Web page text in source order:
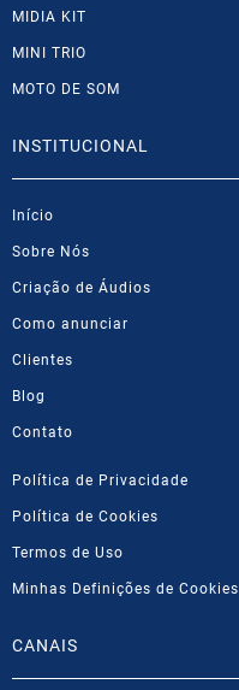
MIDIA KIT
MINI TRIO
MOTO DE SOM
INSTITUCIONAL
Início
Sobre Nós
Criação de Áudios
Como anunciar
Clientes
Blog
Contato
Política de Privacidade
Política de Cookies
Termos de Uso
Minhas Definições de Cookies
CANAIS